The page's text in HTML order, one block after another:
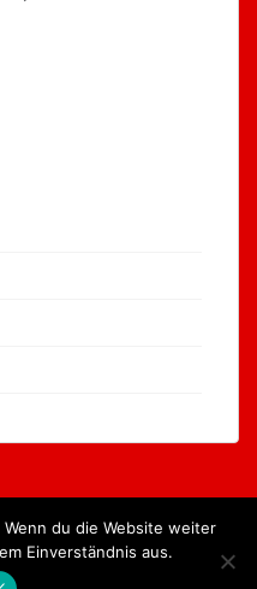
DATENSCHUTZERKLÄRUNG
du die Website weiter
Einverständnis aus.